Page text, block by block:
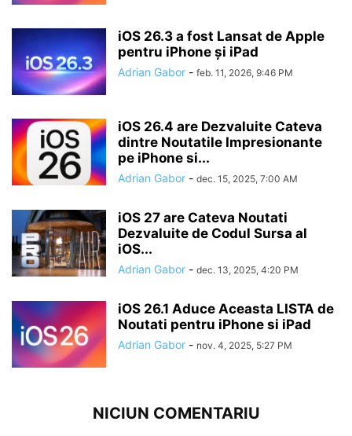
iOS 26.3 a fost Lansat de Apple
pentru iPhone și iPad
Adrian Gabor - feb. 11, 2026, 9:46 PM
iOS 26.4 are Dezvaluite Cateva
dintre Noutatile Impresionante
pe iPhone si...
Adrian Gabor - dec. 15, 2025, 7:00 AM
iOS 27 are Cateva Noutati
Dezvaluite de Codul Sursa al
iOS...
Adrian Gabor - dec. 13, 2025, 4:20 PM
iOS 26.1 Aduce Aceasta LISTA de
Noutati pentru iPhone si iPad
Adrian Gabor - nov. 4, 2025, 5:27 PM
NICIUN COMENTARIU